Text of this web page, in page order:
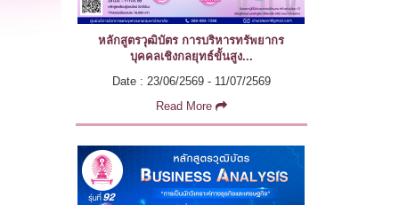
หลักสูตรวุฒิบัตร การบริหารทรัพยากร
บุคคลเชิงกลยุทธ์ขั้นสูง...
Date : 23/06/2569 - 11/07/2569
Read More